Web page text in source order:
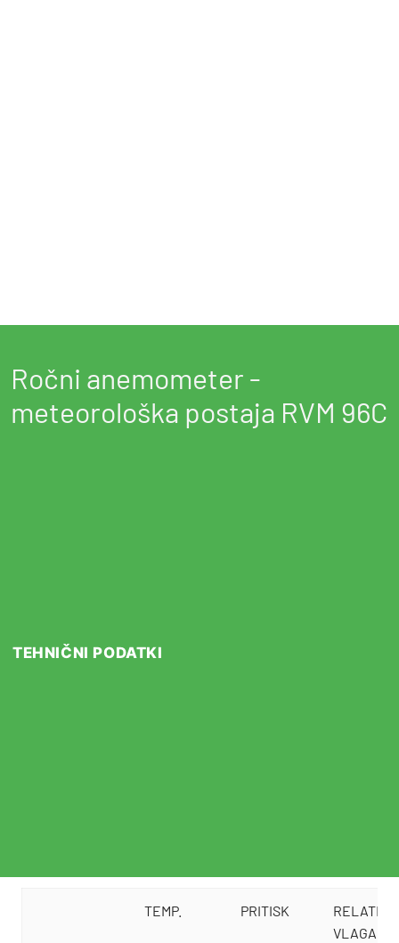
Ročni anemometer -
meteorološka postaja RVM 96C
TEHNIČNI PODATKI
TEMP. PRITISK
VLAGA